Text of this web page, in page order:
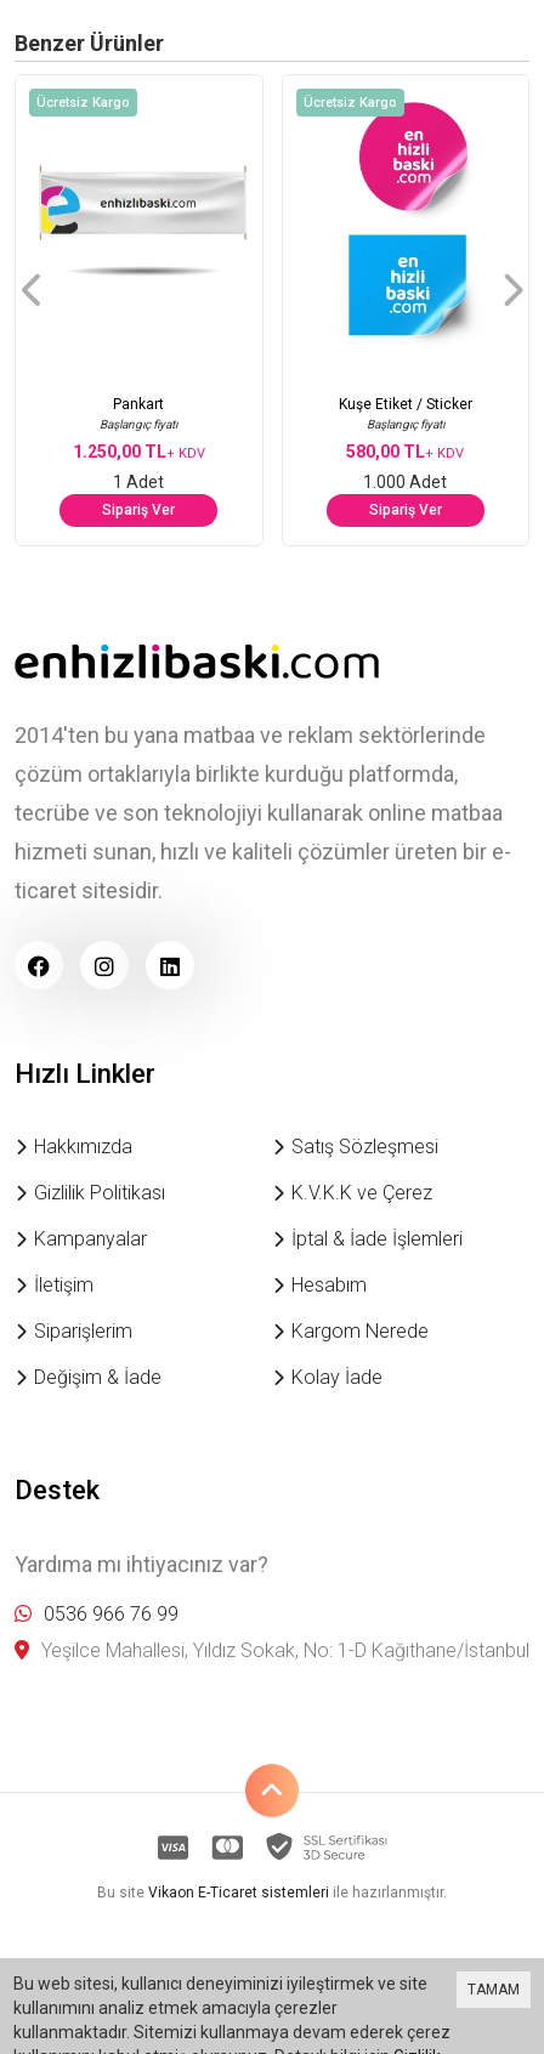
Benzer Ürünler
Reklam Panosu
Ücretsiz Kargo
Pankart
Başlangıç fiyatı
1.250,00 TL+ KDV
1 Adet
Sipariş Ver
Ücretsiz Kargo
Kuşe Etiket / Sticker
Başlangıç fiyatı
580,00 TL+ KDV
1.000 Adet
Sipariş Ver
2014'ten bu yana matbaa ve reklam sektörlerinde
çözüm ortaklarıyla birlikte kurduğu platformda,
tecrübe ve son teknolojiyi kullanarak online matbaa
hizmeti sunan, hızlı ve kaliteli çözümler üreten bir e-
ticaret sitesidir.
Hızlı Linkler
Hakkımızda
Satış Sözleşmesi
Gizlilik Politikası
K.V.K.K ve Çerez
Kampanyalar
İptal & İade İşlemleri
İletişim
Hesabım
Siparişlerim
Kargom Nerede
Değişim & İade
Kolay İade
Destek
Yardıma mı ihtiyacınız var?
0536 966 76 99
Yeşilce Mahallesi, Yıldız Sokak, No: 1-D Kağıthane/İstanbul
Bu site Vikaon E-Ticaret sistemleri ile hazırlanmıştır.
TAMAM
Bu web sitesi, kullanıcı deneyiminizi iyileştirmek ve site
kullanımını analiz etmek amacıyla çerezler
kullanmaktadır. Sitemizi kullanmaya devam ederek çerez